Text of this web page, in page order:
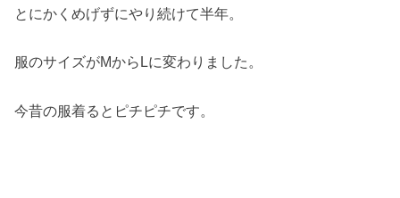
とにかくめげずにやり続けて半年。
服のサイズがMからLに変わりました。
今昔の服着るとピチピチです。